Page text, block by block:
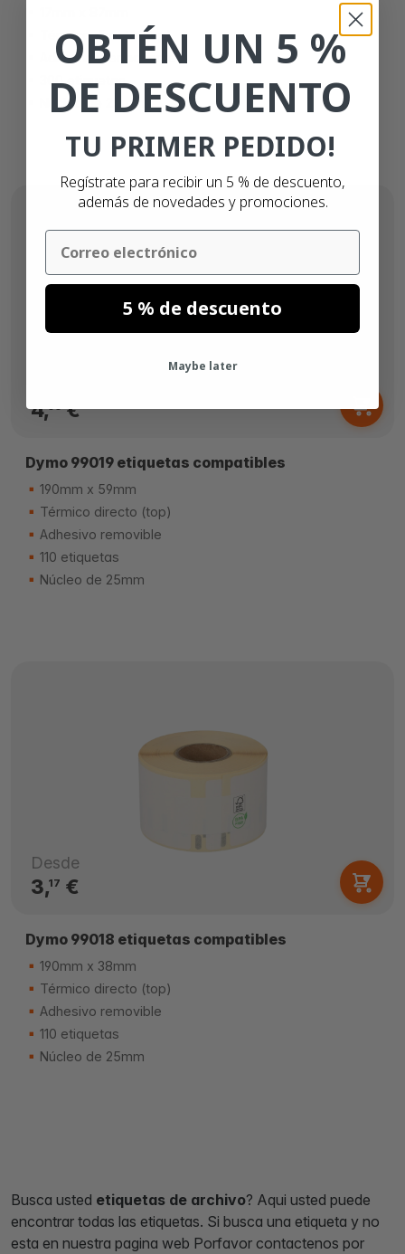
Térmico directo (top)
Adhesivo permanente
300 etiquetas
Núcleo de 25mm
4,00€
Dymo 99019 etiquetas compatibles
190mm x 59mm
Térmico directo (top)
Adhesivo removible
110 etiquetas
Núcleo de 25mm
Desde
3,17 €
Dymo 99018 etiquetas compatibles
190mm x 38mm
Térmico directo (top)
Adhesivo removible
110 etiquetas
Núcleo de 25mm
Busca usted etiquetas de archivo? Aqui usted puede
encontrar todas las etiquetas. Si busca una etiqueta y no
esta en nuestra pagina web Porfavor contactenos por
OBTÉN UN 5 %
DE DESCUENTO
TU PRIMER PEDIDO!
Regístrate para recibir un 5 % de descuento,
además de novedades y promociones.
Email
5 % de descuento
Maybe later